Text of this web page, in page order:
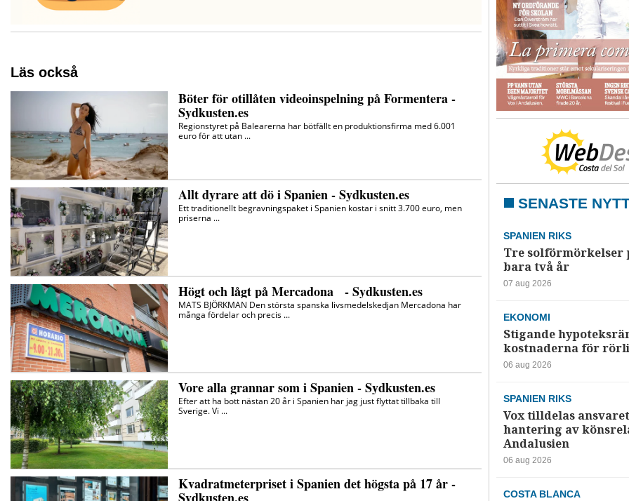
SENASTE
SPANIEN RIKS
Tre solförmörkelser
bara två år
07 aug 2026
EKONOMI
Stigande
kostnaderna för
06 aug 2026
SPANIEN RIKS
Vox tilldelas
hantering av
Andalusien
06 aug 2026
COSTA BLANCA